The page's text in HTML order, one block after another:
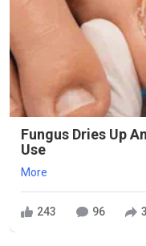
Fungus Dries Up
Use
More
243 96